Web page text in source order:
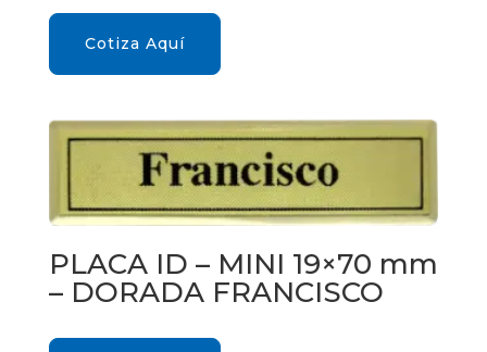
Cotiza Aquí
PLACA ID – MINI 19×70 mm
– DORADA FRANCISCO